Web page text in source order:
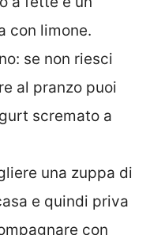
con limone.
se non riesci
al pranzo puoi
scremato a
una zuppa di
e quindi priva
con